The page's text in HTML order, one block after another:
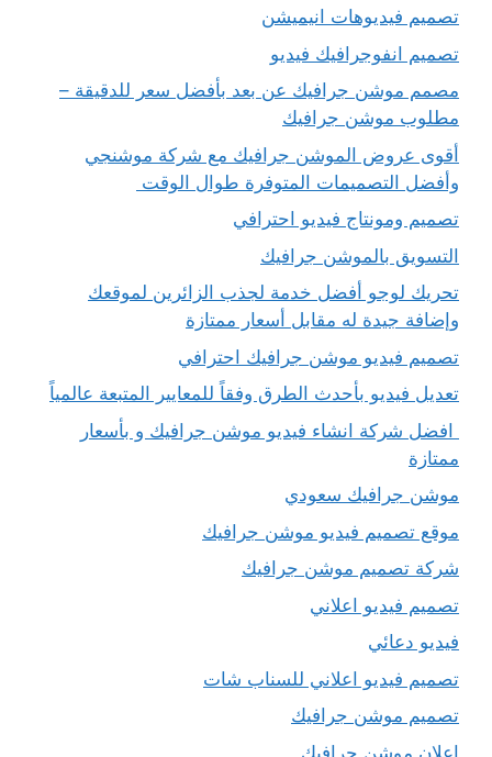
تصميم فيديوهات انيميشن
تصميم انفوجرافيك فيديو
مصمم موشن جرافيك عن بعد بأفضل سعر للدقيقة –
مطلوب موشن جرافيك
أقوى عروض الموشن جرافيك مع شركة موشنجي
وأفضل التصميمات المتوفرة طوال الوقت
تصميم ومونتاج فيديو احترافي
التسويق بالموشن جرافيك
تحريك لوجو أفضل خدمة لجذب الزائرين لموقعك
وإضافة جيدة له مقابل أسعار ممتازة
تصميم فيديو موشن جرافيك احترافي
تعديل فيديو بأحدث الطرق وفقاً للمعايير المتبعة عالمياً
افضل شركة انشاء فيديو موشن جرافيك و بأسعار
ممتازة
موشن جرافيك سعودي
موقع تصميم فيديو موشن جرافيك
شركة تصميم موشن جرافيك
تصميم فيديو اعلاني
فيديو دعائي
تصميم فيديو اعلاني للسناب شات
تصميم موشن جرافيك
اعلان موشن جرافيك